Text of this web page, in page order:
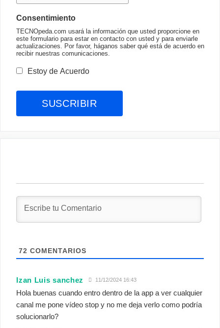
Consentimiento
TECNOpeda.com usará la información que usted proporcione en
este formulario para estar en contacto con usted y para enviarle
actualizaciones. Por favor, háganos saber qué está de acuerdo en
recibir nuestras comunicaciones.
Estoy de Acuerdo
72 COMENTARIOS
Izan Luis sanchez 11/12/2024 16:43
Hola buenas cuando entro dentro de la app a ver cualquier
canal me pone vídeo stop y no me deja verlo como podría
solucionarlo?